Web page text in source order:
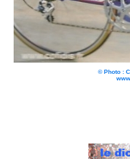
© Photo :